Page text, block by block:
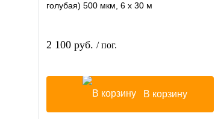
голубая) 500 мкм, 6 х 30 м
2 100 руб. / пог.
В корзину